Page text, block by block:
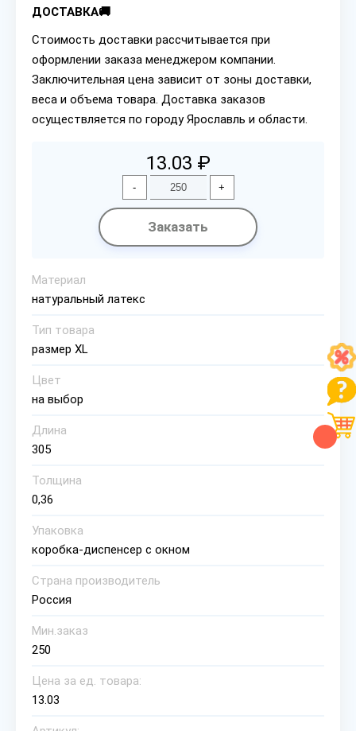
ДОСТАВКА🚚
Стоимость доставки рассчитывается при
оформлении заказа менеджером компании.
Заключительная цена зависит от зоны доставки,
веса и объема товара. Доставка заказов
осуществляется по городу Ярославль и области.
13.03 ₽
- +
Заказать
Материал
натуральный латекс
Тип товара
размер XL
Цвет
на выбор
Длина
305
Толщина
0,36
Упаковка
коробка-диспенсер с окном
Страна производитель
Россия
Мин.заказ
250
Цена за ед. товара:
13.03